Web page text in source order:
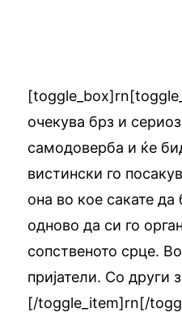
очекува брз и
самодоверба и ќе
вистински го
она во кое сакате
одново да си го
сопственото срце.
пријатели. Со други
[/toggle_item]rn[/